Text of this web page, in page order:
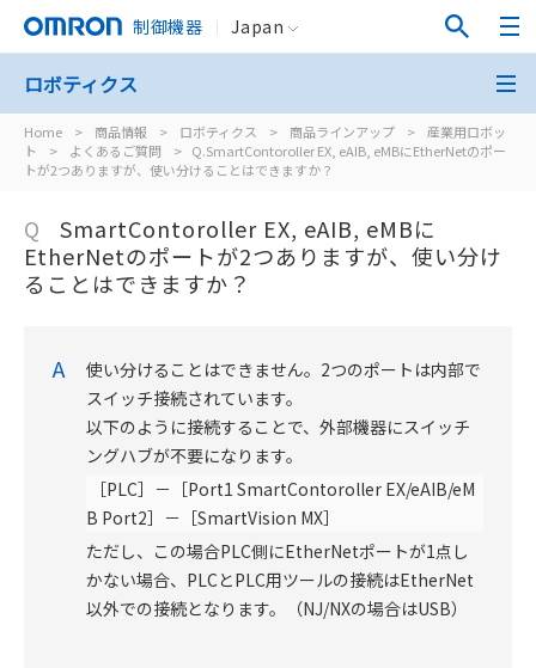
制御機器 Japan
Home > 商品情報 > ロボティクス > 商品ラインアップ >
産業用ロボッ
ト
> よくあるご質問 > Q.SmartContoroller EX, eAIB, eMBにEtherNetのポー
トが2つありますが、使い分けることはできますか？
ロボティクス
Q
SmartContoroller EX, eAIB, eMBに
EtherNetのポートが2つありますが、使い分け
ることはできますか？
A
使い分けることはできません。2つのポートは内部で
スイッチ接続されています。
以下のように接続することで、外部機器にスイッチ
ングハブが不要になります。
［PLC］－［Port1 SmartContoroller EX/eAIB/eM
B Port2］－［SmartVision MX］
ただし、この場合PLC側にEtherNetポートが1点し
かない場合、PLCとPLC用ツールの接続はEtherNet
以外での接続となります。（NJ/NXの場合はUSB）